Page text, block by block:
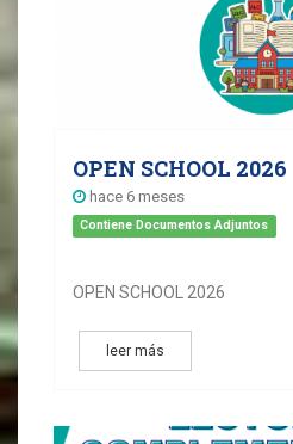
OPEN SCHOOL 2026
hace 6 meses
Contiene Documentos Adjuntos
OPEN SCHOOL 2026
leer más